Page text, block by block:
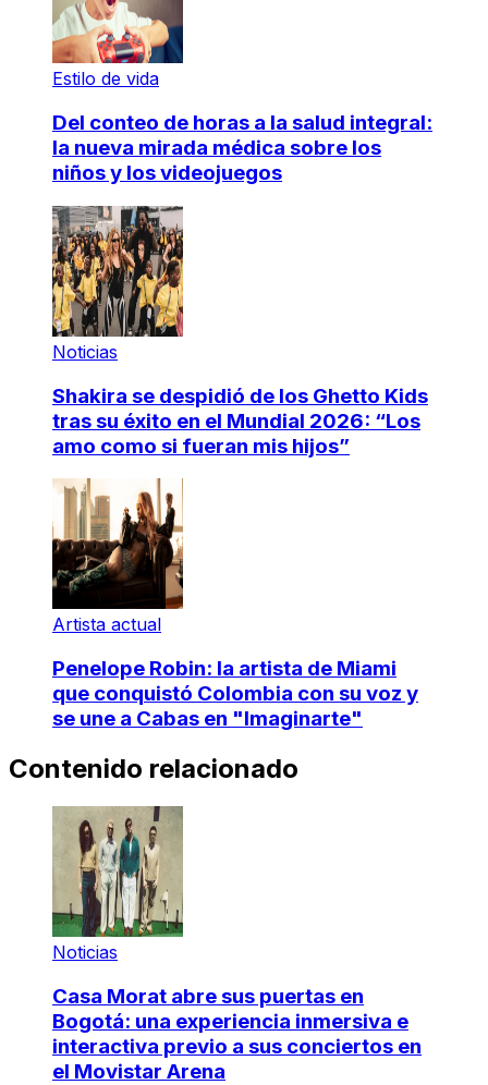
Estilo de vida
Del conteo de horas a la salud integral:
la nueva mirada médica sobre los
niños y los videojuegos
Noticias
Shakira se despidió de los Ghetto Kids
tras su éxito en el Mundial 2026: “Los
amo como si fueran mis hijos”
Artista actual
Penelope Robin: la artista de Miami
que conquistó Colombia con su voz y
se une a Cabas en "Imaginarte"
Contenido relacionado
Noticias
Casa Morat abre sus puertas en
Bogotá: una experiencia inmersiva e
interactiva previo a sus conciertos en
el Movistar Arena